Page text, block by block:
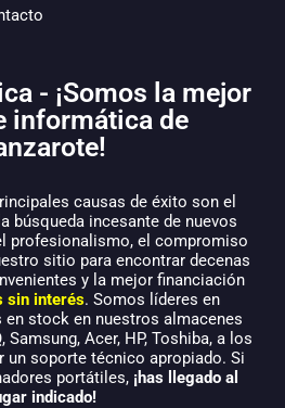
- ¡Somos la mejor
informática de
causas de éxito son el
búsqueda incesante de nuevos
profesionalismo, el compromiso
sitio para encontrar decenas
y la mejor financiación
sin interés. Somos líderes en
en stock en nuestros almacenes
Samsung, Acer, HP, Toshiba, a los
un soporte técnico apropiado. Si
portátiles, ¡has llegado al
indicado!